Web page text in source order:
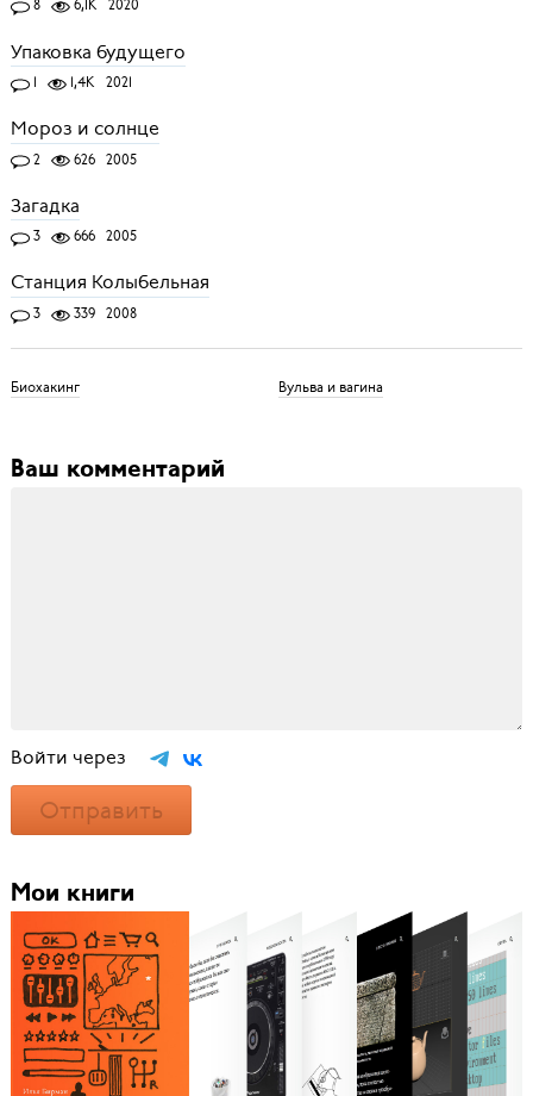
8 6,1K 2020
Упаковка будущего
1 1,4K 2021
Мороз и солнце
2 626 2005
Загадка
3 666 2005
Станция Колыбельная
3 339 2008
Биохакинг Вульва и вагина
Ваш комментарий
Войти через
Отправить
Мои книги